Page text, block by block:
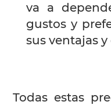
va a
gustos y
sus ventajas
Todas estas